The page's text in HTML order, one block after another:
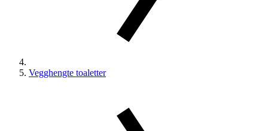
Vegghengte toaletter